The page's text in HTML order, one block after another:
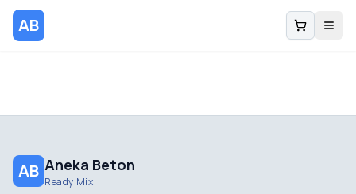
AB
AB Aneka Beton
Ready Mix